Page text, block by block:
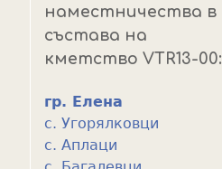
наместничества в
състава на
кметство VTR13-00:
гр. Елена
с. Угорялковци
с. Аплаци